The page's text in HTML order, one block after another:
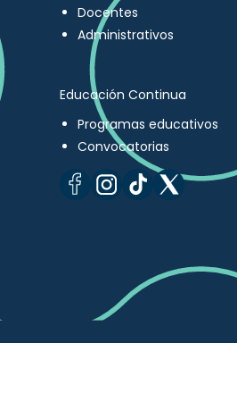
Docentes
Administrativos
Educación Continua
Programas educativos
Convocatorias